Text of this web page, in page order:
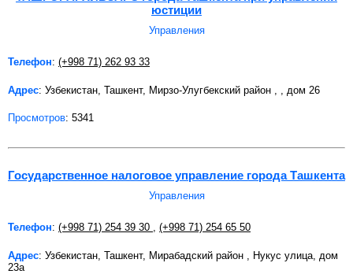
юстиции
Управления
Телефон: (+998 71) 262 93 33
Адрес: Узбекистан, Ташкент, Мирзо-Улугбекский район , , дом 26
Просмотров: 5341
Государственное налоговое управление города Ташкента
Управления
Телефон: (+998 71) 254 39 30 (+998 71) 254 65 50
Адрес: Узбекистан, Ташкент, Мирабадский район , Нукус улица, дом
23а